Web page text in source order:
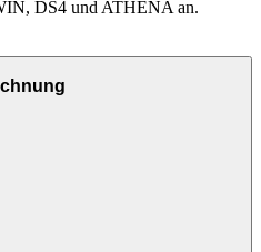
DS4 und ATHENA an.